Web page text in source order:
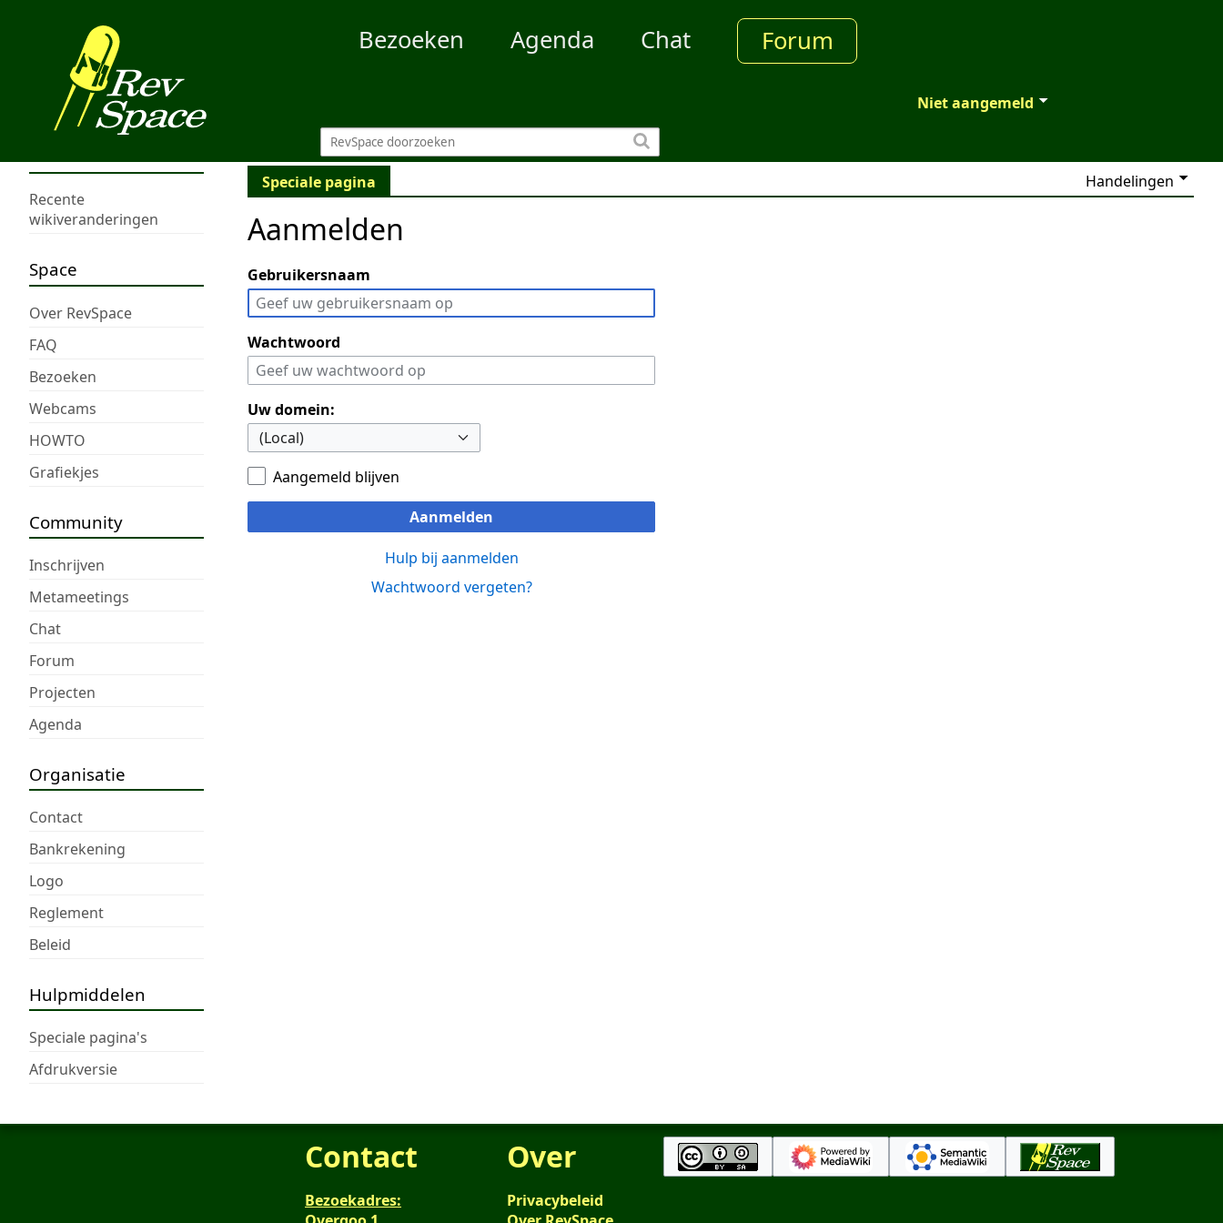
Bezoeken Agenda Chat Forum
Niet aangemeld
Recente
wikiveranderingen
Space
Over RevSpace
FAQ
Bezoeken
Webcams
HOWTO
Grafiekjes
Community
Inschrijven
Metameetings
Chat
Forum
Projecten
Agenda
Organisatie
Contact
Bankrekening
Logo
Reglement
Beleid
Hulpmiddelen
Speciale pagina's
Afdrukversie
Speciale pagina Handelingen
Aanmelden
Gebruikersnaam
Wachtwoord
Uw domein:
Aangemeld blijven
Aanmelden
Hulp bij aanmelden
Wachtwoord vergeten?
Contact
Bezoekadres:
Over
Privacybeleid